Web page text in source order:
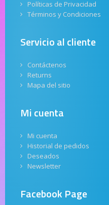
Políticas de Privacidad
Términos y Condiciones
Servicio al cliente
Contáctenos
Returns
Mapa del sitio
Mi cuenta
Mi cuenta
Historial de pedidos
Deseados
Newsletter
Facebook Page